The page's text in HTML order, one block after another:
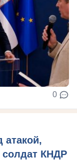
0
солдат КНДР